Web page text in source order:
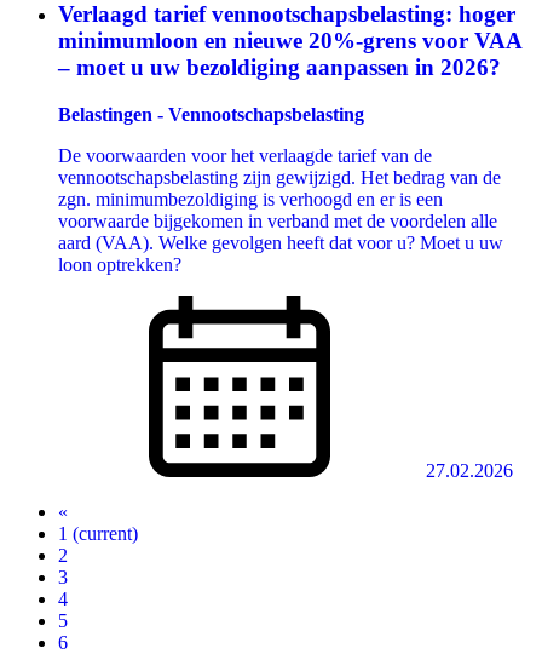
Verlaagd tarief vennootschapsbelasting: hoger
minimumloon en nieuwe 20%-grens voor VAA
– moet u uw bezoldiging aanpassen in 2026?
Belastingen - Vennootschapsbelasting
De voorwaarden voor het verlaagde tarief van de
vennootschapsbelasting zijn gewijzigd. Het bedrag van de
zgn. minimumbezoldiging is verhoogd en er is een
voorwaarde bijgekomen in verband met de voordelen alle
aard (VAA). Welke gevolgen heeft dat voor u? Moet u uw
loon optrekken?
27.02.2026
«
1 (current)
2
3
4
5
6